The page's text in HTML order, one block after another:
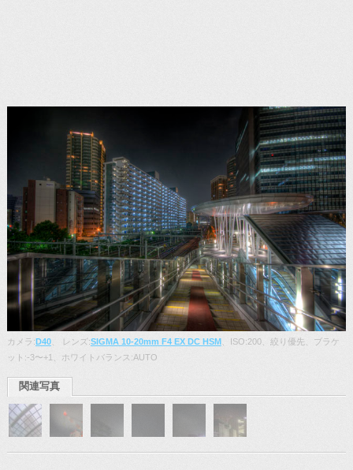
カメラ:D40、 レンズ:SIGMA 10-20mm F4 EX DC HSM、ISO:200、絞り優先、ブラケ
ット:-3〜+1、ホワイトバランス:AUTO
関連写真